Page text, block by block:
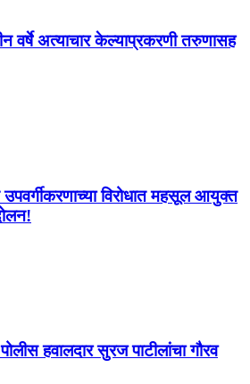
वर्षे अत्याचार केल्याप्रकरणी तरुणासह
उपवर्गीकरणाच्या विरोधात महसूल आयुक्त
हवालदार सुरज पाटीलांचा गौरव